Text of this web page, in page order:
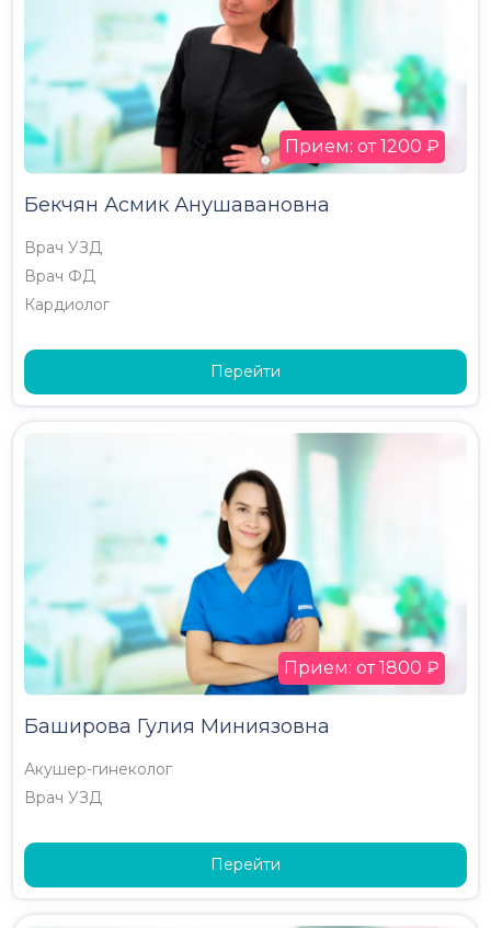
Бекчян Асмик Анушавановна
Врач УЗД
Врач ФД
Кардиолог
Прием: от 1200 ₽
Перейти
Баширова Гулия Миниязовна
Акушер-гинеколог
Врач УЗД
Прием: от 1800 ₽
Перейти